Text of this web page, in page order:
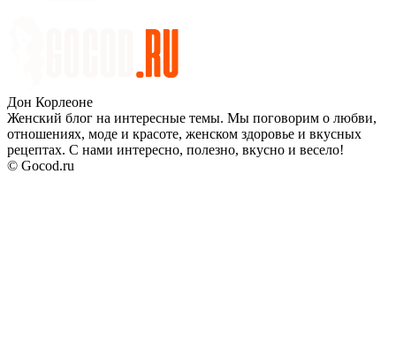
Дон Корлеоне
Женский блог на интересные темы. Мы поговорим о любви,
отношениях, моде и красоте, женском здоровье и вкусных
рецептах. С нами интересно, полезно, вкусно и весело!
© Gocod.ru